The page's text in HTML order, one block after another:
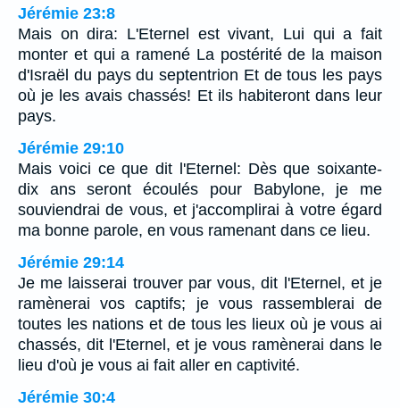
Jérémie 23:8
Mais on dira: L'Eternel est vivant, Lui qui a fait
monter et qui a ramené La postérité de la maison
d'Israël du pays du septentrion Et de tous les pays
où je les avais chassés! Et ils habiteront dans leur
pays.
Jérémie 29:10
Mais voici ce que dit l'Eternel: Dès que soixante-
dix ans seront écoulés pour Babylone, je me
souviendrai de vous, et j'accomplirai à votre égard
ma bonne parole, en vous ramenant dans ce lieu.
Jérémie 29:14
Je me laisserai trouver par vous, dit l'Eternel, et je
ramènerai vos captifs; je vous rassemblerai de
toutes les nations et de tous les lieux où je vous ai
chassés, dit l'Eternel, et je vous ramènerai dans le
lieu d'où je vous ai fait aller en captivité.
Jérémie 30:4